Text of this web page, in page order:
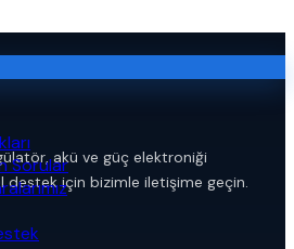
akü ve güç elektroniği
için bizimle iletişime geçin.
Sorular